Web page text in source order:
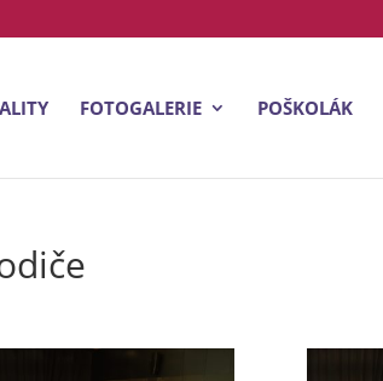
FOTOGALERIE POŠKOLÁK